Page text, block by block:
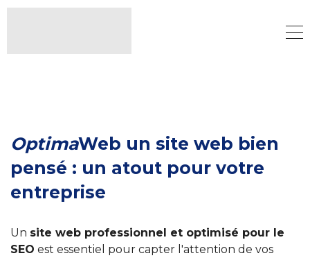
OptimaWeb un site web bien
pensé : un atout pour votre
entreprise
Un site web professionnel et optimisé pour le
SEO est essentiel pour capter l'attention de vos